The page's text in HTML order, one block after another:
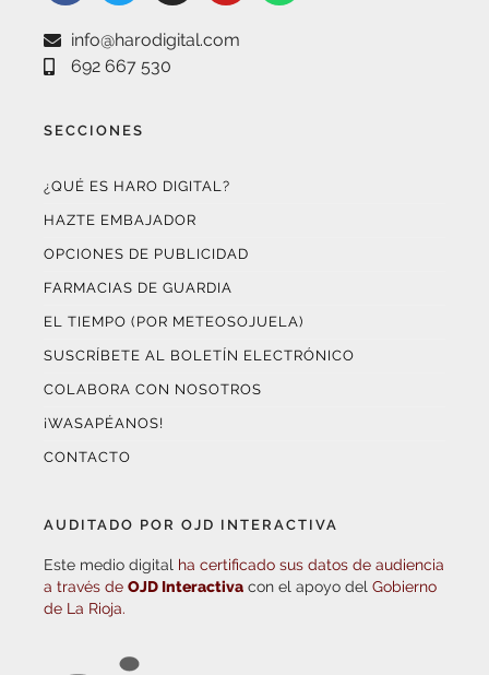
info@harodigital.com
692 667 530
SECCIONES
¿QUÉ ES HARO DIGITAL?
HAZTE EMBAJADOR
OPCIONES DE PUBLICIDAD
FARMACIAS DE GUARDIA
EL TIEMPO (POR METEOSOJUELA)
SUSCRÍBETE AL BOLETÍN ELECTRÓNICO
COLABORA CON NOSOTROS
¡WASAPÉANOS!
CONTACTO
AUDITADO POR OJD INTERACTIVA
Este medio digital ha certificado sus datos de audiencia
a través de OJD Interactiva con el apoyo del Gobierno
de La Rioja.